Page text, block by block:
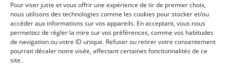
Pour viser juste et vous offrir une expérience de tir de premier choix,
nous utilisons des technologies comme les cookies pour stocker et/ou
accéder aux informations sur vos appareils. En acceptant, vous nous
permettez de régler la mire sur vos préférences, comme vos habitudes
de navigation ou votre ID unique. Refuser ou retirer votre consentement
pourrait décaler notre visée, affectant certaines fonctionnalités de ce
site.
Terms and Conditions
Privacy Policy